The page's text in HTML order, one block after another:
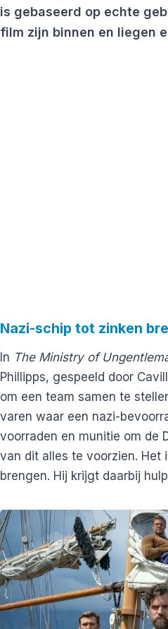
is gebaseerd op echte
film zijn binnen en liegen
Nazi-schip tot zinken
In The Ministry of
Phillipps, gespeeld door
om een team samen te
varen waar een nazi-
voorraden en munitie om de
van dit alles te voorzien. Het
brengen. Hij krijgt daarbij